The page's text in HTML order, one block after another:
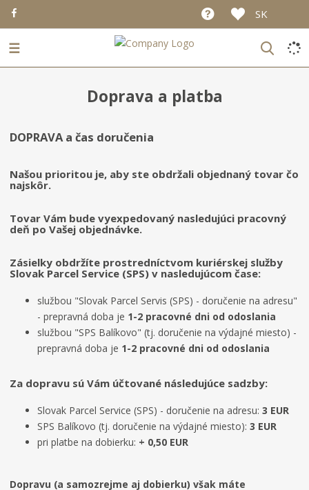
SK
☰
Doprava a platba
DOPRAVA a čas doručenia
Našou prioritou je, aby ste obdržali objednaný tovar čo
najskôr.
Tovar Vám bude vyexpedovaný nasledujúci pracovný
deň po Vašej objednávke.
Zásielky obdržíte prostredníctvom kuriérskej služby
Slovak Parcel Service (SPS) v nasledujúcom čase:
službou "Slovak Parcel Servis (SPS) - doručenie na adresu"
- prepravná doba je 1-2 pracovné dni od odoslania
službou "SPS Balíkovo" (tj. doručenie na výdajné miesto) -
prepravná doba je 1-2 pracovné dni od odoslania
Za dopravu sú Vám účtované následujúce sadzby:
Slovak Parcel Service (SPS) - doručenie na adresu:3 EUR
SPS Balíkovo (tj. doručenie na výdajné miesto): 3 EUR
pri platbe na dobierku: + 0,50 EUR
Dopravu (a samozrejme aj dobierku) však máte